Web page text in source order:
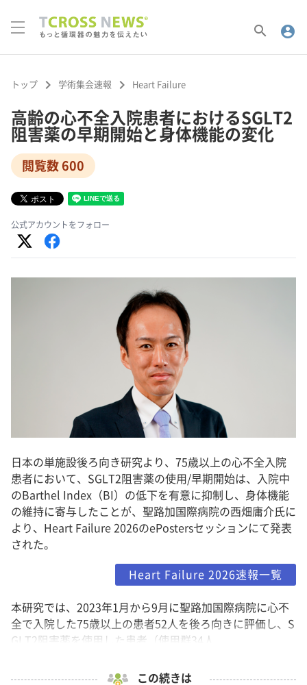
search account_circle
トップ keyboard_arrow_right 学術集会速報 keyboard_arrow_right Heart Failure
高齢の心不全入院患者におけるSGLT2
阻害薬の早期開始と身体機能の変化
閲覧数 600
公式アカウントをフォロー
日本の単施設後ろ向き研究より、75歳以上の心不全入院
患者において、SGLT2阻害薬の使用/早期開始は、入院中
のBarthel Index（BI）の低下を有意に抑制し、身体機能
の維持に寄与したことが、聖路加国際病院の西畑庸介氏に
より、Heart Failure 2026のePostersセッションにて発表
された。
Heart Failure 2026速報一覧
本研究では、2023年1月から9月に聖路加国際病院に心不
全で入院した75歳以上の患者52人を後ろ向きに評価し、S
GLT2阻害薬を使用した患者（使用群34人...
この続きは